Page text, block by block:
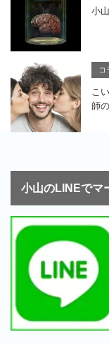
小
コ
こ
師
小山のLINEでマ